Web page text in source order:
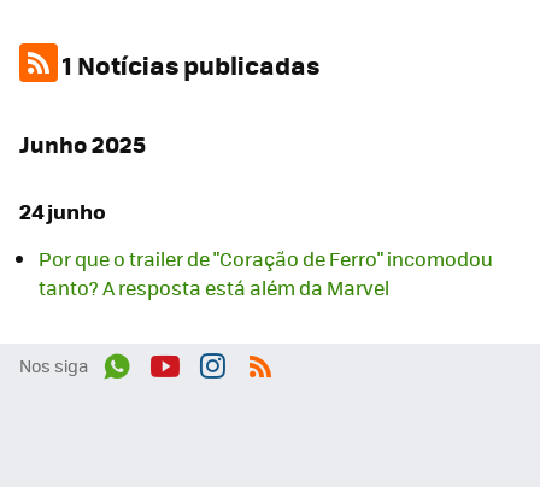
1 Notícias publicadas
Junho 2025
24 junho
Por que o trailer de "Coração de Ferro" incomodou
tanto? A resposta está além da Marvel
Nos siga